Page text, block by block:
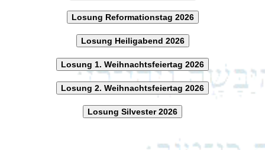
Losung Reformationstag 2026
Losung Heiligabend 2026
Losung 1. Weihnachtsfeiertag 2026
Losung 2. Weihnachtsfeiertag 2026
Losung Silvester 2026